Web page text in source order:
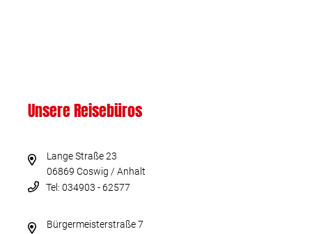
Unsere Reisebüros
Lange Straße 23
06869 Coswig / Anhalt
Tel: 034903 - 62577
Bürgermeisterstraße 7